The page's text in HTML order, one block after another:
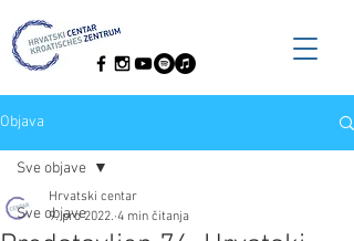
Objava
Sve objave
Sve objave
Hrvatski centar
9. pro 2022. 4 min čitanja